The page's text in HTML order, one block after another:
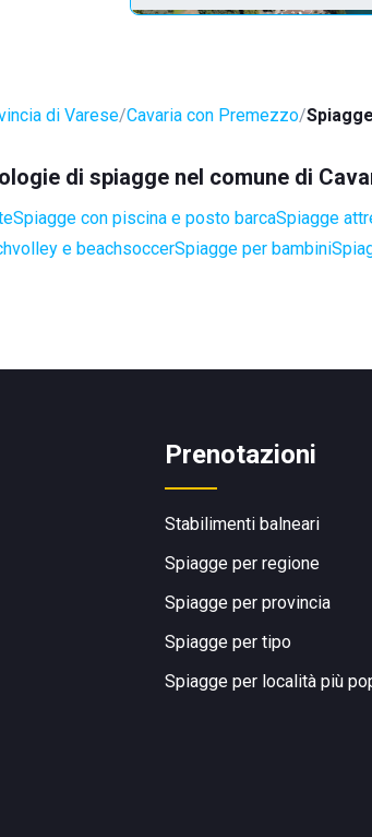
di Varese Cavaria con Premezzo
di spiagge nel comune di
Spiagge con piscina e posto barcaSpiagge
e beachsoccerSpiagge per bambini
Prenotazioni
Stabilimenti balneari
Spiagge per regione
Spiagge per provincia
Spiagge per tipo
Spiagge per località più